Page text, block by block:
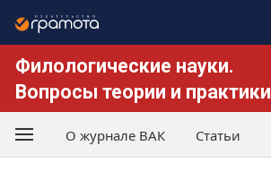
Филологические науки.
Вопросы теории и практики
О журнале ВАК Статьи